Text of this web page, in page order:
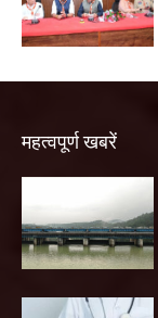
महत्वपूर्ण खबरें